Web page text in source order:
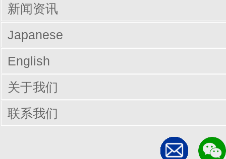
新闻资讯
Japanese
English
关于我们
联系我们